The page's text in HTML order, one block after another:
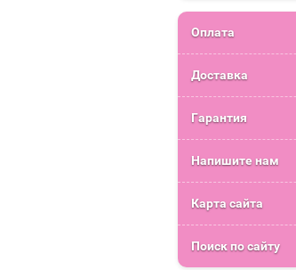
Оплата
Доставка
Гарантия
Напишите нам
Карта сайта
Поиск по сайту